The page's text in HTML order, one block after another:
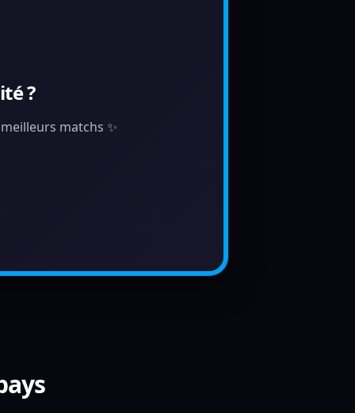
?
matchs ✨